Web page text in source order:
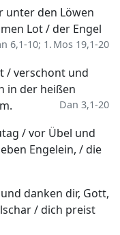
unter den Löwen
Lot / der Engel
6,1-10; 1. Mos 19,1-20
/ verschont und
in der heißen
Dan 3,1-20
/ vor Übel und
Engelein, / die
danken dir, Gott,
/ dich preist